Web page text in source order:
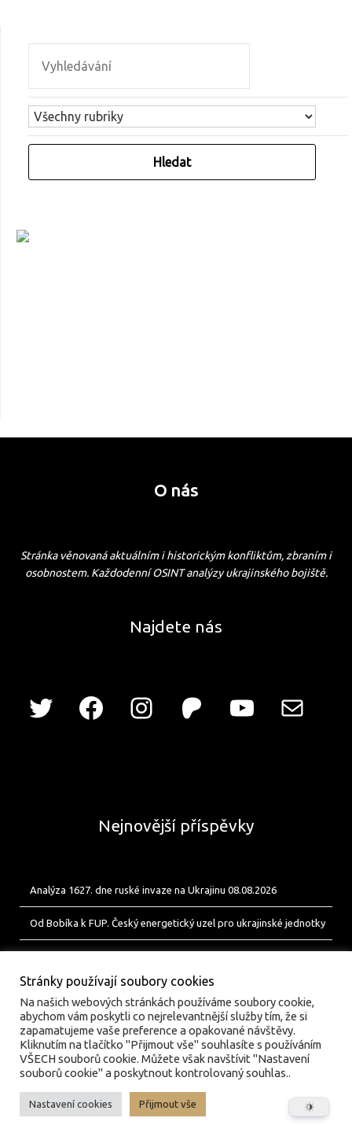
O nás
Stránka věnovaná aktuálním i historickým konfliktům, zbraním i
osobnostem. Každodenní OSINT analýzy ukrajinského bojiště.
Najdete nás
Nejnovější příspěvky
Analýza 1627. dne ruské invaze na Ukrajinu 08.08.2026
Od Bobíka k FUP. Český energetický uzel pro ukrajinské jednotky
© valka.online | Vydavatel: Jan Tofl, Plzeň | ISSN 3029-
6420
Stránky používají soubory cookies
Na našich webových stránkách používáme soubory cookie,
abychom vám poskytli co nejrelevantnější služby tím, že si
zapamatujeme vaše preference a opakované návštěvy.
Kliknutím na tlačítko "Přijmout vše" souhlasíte s používáním
VŠECH souborů cookie. Můžete však navštívit "Nastavení
souborů cookie" a poskytnout kontrolovaný souhlas..
Nastavení cookies Přijmout vše